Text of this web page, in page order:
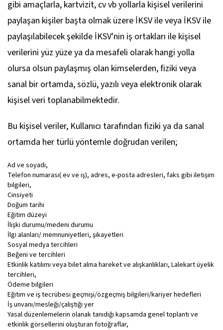
gibi amaçlarla, kartvizit, cv vb yollarla kişisel verilerini
paylaşan kişiler başta olmak üzere İKSV ile veya İKSV ile
paylaşılabilecek şekilde İKSV'nin iş ortakları ile kişisel
verilerini yüz yüze ya da mesafeli olarak hangi yolla
olursa olsun paylaşmış olan kimselerden, fiziki veya
sanal bir ortamda, sözlü, yazılı veya elektronik olarak
kişisel veri toplanabilmektedir.
Bu kişisel veriler, Kullanıcı tarafından fiziki ya da sanal
ortamda her türlü yöntemle doğrudan verilen;
Ad ve soyadı,
Telefon numarası( ev ve iş), adres, e-posta adresleri, faks gibi iletişim
bilgileri,
Cinsiyeti
Doğum tarihi
Eğitim düzeyi
İlişki durumu/medeni durumu
İlgi alanları/ memnuniyetleri, şikayetleri
Sosyal medya tercihleri
Beğeni ve tercihleri
Etkinlik katılımı veya bilet alma hareket ve alışkanlıkları, Lalekart üyelik
tercihleri,
Ödeme bilgileri
Eğitim ve iş tecrübesi geçmişi/özgeçmiş bilgileri/kariyer hedefleri
İş unvanı/mesleği/çalıştığı yer
Yasal düzenlemelerin olanak tanıdığı kapsamda genel toplantı ve
etkinlik görsellerini oluşturan fotoğraflar,